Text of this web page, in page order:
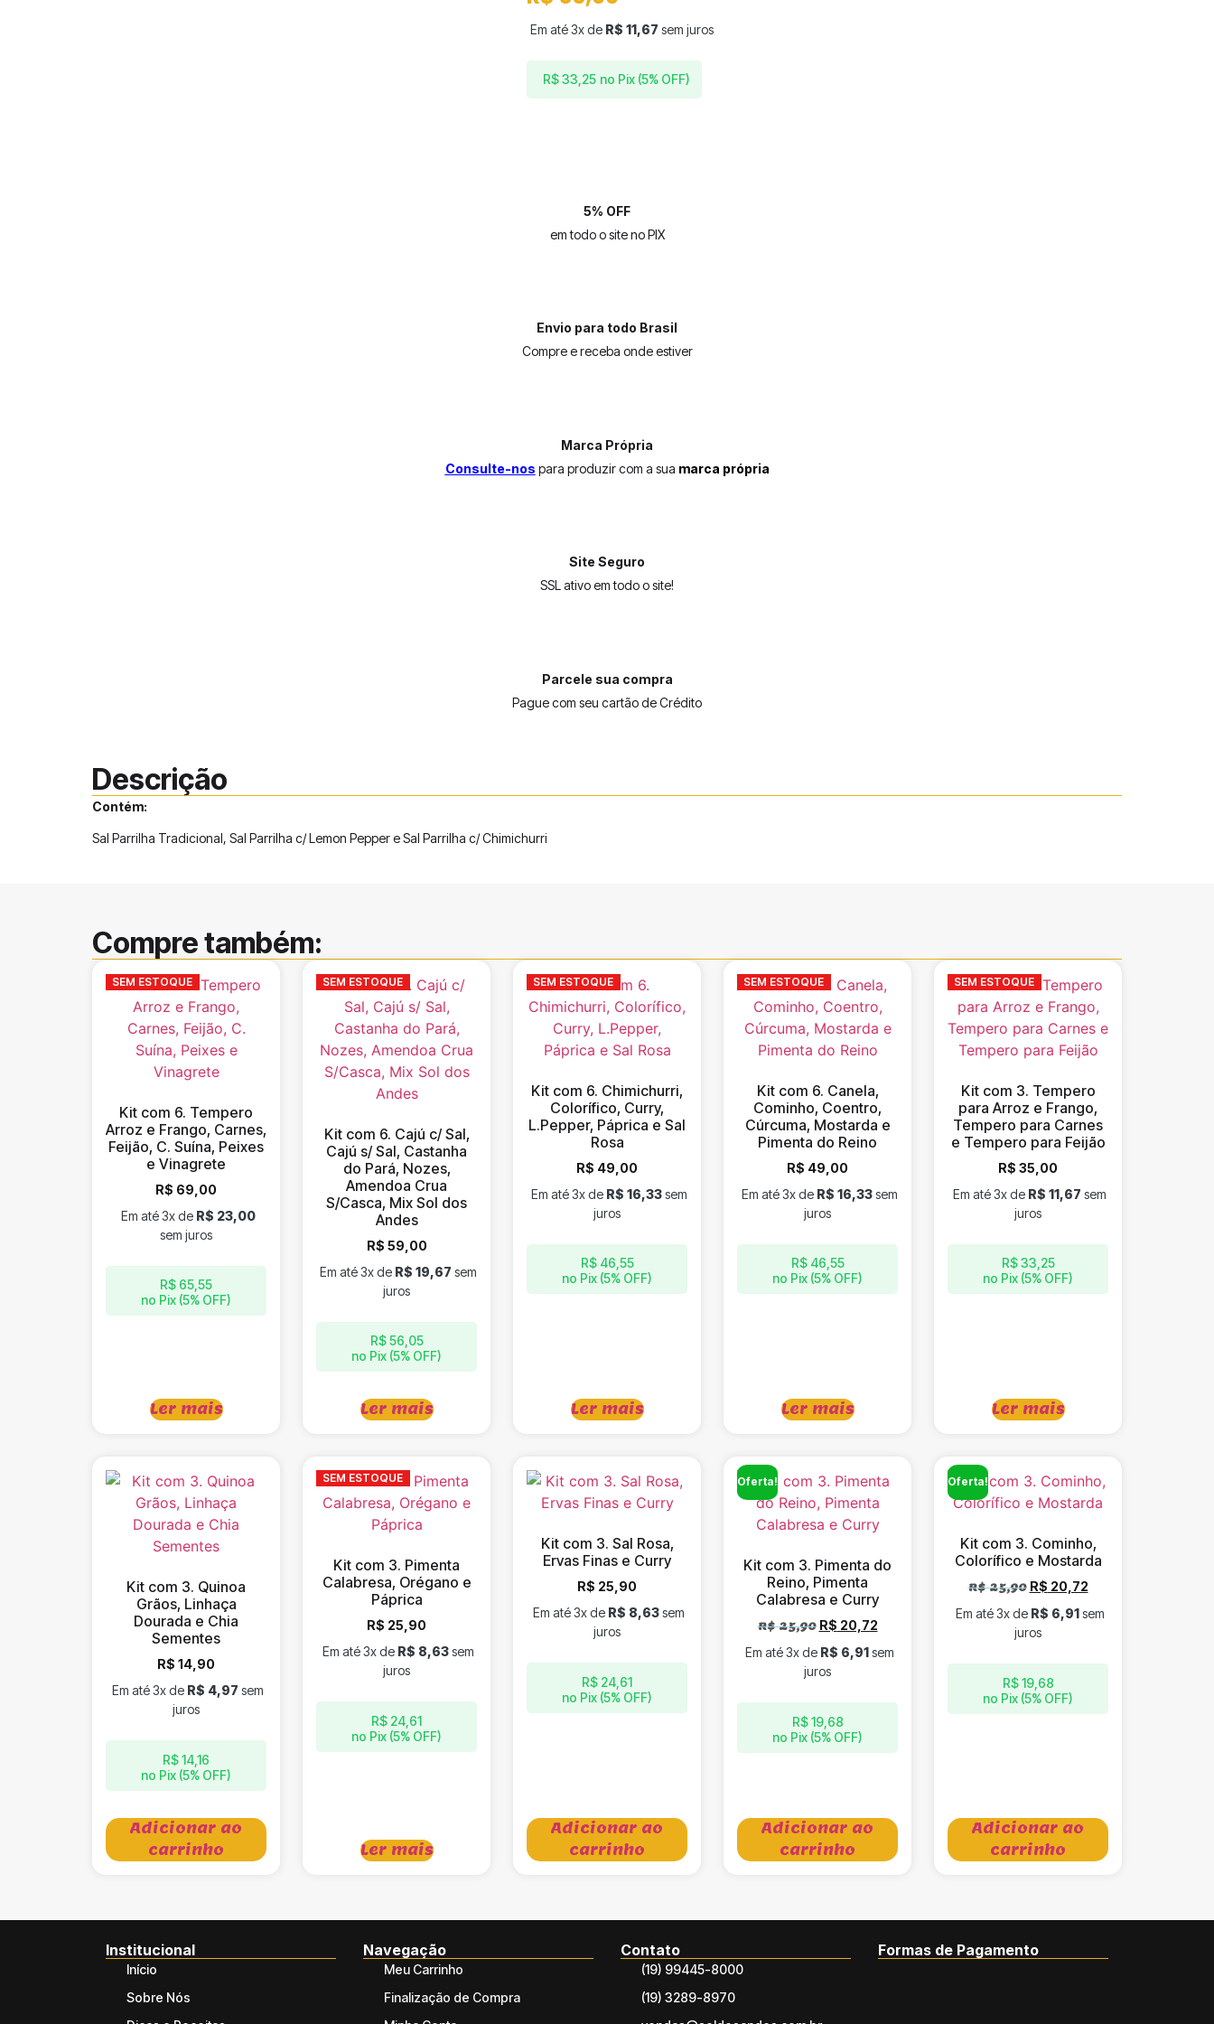
R$33,25 no Pix (5% OFF)
Em até 3x de R$ 11,67 sem juros
5% OFF
em todo o site no PIX
Envio para todo Brasil
Compre e receba onde estiver
Marca Própria
Consulte-nos para produzir com a sua marca própria
Site Seguro
SSL ativo em todo o site!
Parcele sua compra
Pague com seu cartão de Crédito
Descrição
Contém:
Sal Parrilha Tradicional, Sal Parrilha c/ Lemon Pepper e Sal Parrilha c/ Chimichurri
Compre também:
SEM ESTOQUE
Kit com 6. Tempero
Arroz e Frango, Carnes,
Feijão, C. Suína, Peixes
e Vinagrete
R$ 69,00
R$ 65,55
no Pix (5% OFF)
Em até 3x de R$ 23,00
sem juros
Ler mais
SEM ESTOQUE
Kit com 6. Cajú c/ Sal,
Cajú s/ Sal, Castanha
do Pará, Nozes,
Amendoa Crua
S/Casca, Mix Sol dos
Andes
R$ 59,00
R$56,05
no Pix (5% OFF)
Em até 3x de R$ 19,67 sem
juros
Ler mais
SEM ESTOQUE
Kit com 6. Chimichurri,
Colorífico, Curry,
L.Pepper, Páprica e Sal
Rosa
R$ 49,00
R$46,55
no Pix (5% OFF)
Em até 3x de R$ 16,33sem
juros
Ler mais
SEM ESTOQUE
Kit com 6. Canela,
Cominho, Coentro,
Cúrcuma, Mostarda e
Pimenta do Reino
R$ 49,00
R$46,55
no Pix (5% OFF)
Em até 3x de R$ 16,33sem
juros
Ler mais
SEM ESTOQUE
Kit com 3. Tempero
para Arroz e Frango,
Tempero para Carnes
e Tempero para Feijão
R$ 35,00
R$33,25
no Pix (5% OFF)
Em até 3x de R$ 11,67 sem
juros
Ler mais
Kit com 3. Quinoa
Grãos, Linhaça
Dourada e Chia
Sementes
R$ 14,90
R$14,16
no Pix (5% OFF)
Em até 3x de R$ 4,97 sem
juros
Adicionar ao
carrinho
SEM ESTOQUE
Kit com 3. Pimenta
Calabresa, Orégano e
Páprica
R$ 25,90
R$ 24,61
no Pix (5% OFF)
Em até 3x de R$ 8,63sem
juros
Ler mais
Kit com 3. Sal Rosa,
Ervas Finas e Curry
R$ 25,90
R$ 24,61
no Pix (5% OFF)
Em até 3x de R$ 8,63sem
juros
Adicionar ao
carrinho
Oferta!
Kit com 3. Pimenta do
Reino, Pimenta
Calabresa e Curry
R$25,90 R$ 20,72
R$19,68
no Pix (5% OFF)
Em até 3x de R$ 6,91 sem
juros
Adicionar ao
carrinho
Oferta!
Kit com 3. Cominho,
Colorífico e Mostarda
R$25,90 R$ 20,72
R$19,68
no Pix (5% OFF)
Em até 3x de R$ 6,91 sem
juros
Adicionar ao
carrinho
Institucional
Início
Sobre Nós
Navegação
Meu Carrinho
Finalização de Compra
Contato
(19) 99445-8000
(19) 3289-8970
Formas de Pagamento